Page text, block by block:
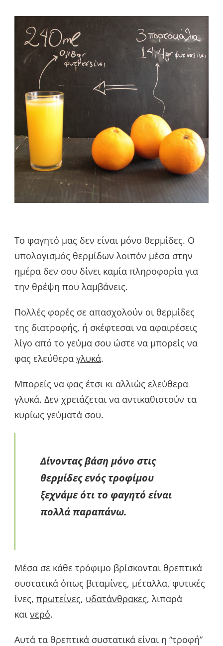
Το φαγητό μας δεν είναι μόνο θερμίδες. Ο
υπολογισμός θερμίδων λοιπόν μέσα στην
ημέρα δεν σου δίνει καμία πληροφορία για
την θρέψη που λαμβάνεις.
Πολλές φορές σε απασχολούν οι θερμίδες
της διατροφής, ή σκέφτεσαι να αφαιρέσεις
λίγο από το γεύμα σου ώστε να μπορείς να
φας ελεύθερα γλυκά.
Μπορείς να φας έτσι κι αλλιώς ελεύθερα
γλυκά. Δεν χρειάζεται να αντικαθιστούν τα
κυρίως γεύματά σου.
Δίνοντας βάση μόνο στις
θερμίδες ενός τροφίμου
ξεχνάμε ότι το φαγητό είναι
πολλά παραπάνω.
Μέσα σε κάθε τρόφιμο βρίσκονται θρεπτικά
συστατικά όπως βιταμίνες, μέταλλα, φυτικές
ίνες, πρωτεΐνες, υδατάνθρακες, λιπαρά
και νερό.
Αυτά τα θρεπτικά συστατικά είναι η “τροφή”